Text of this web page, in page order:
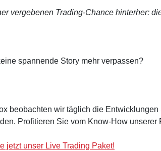
vergebenen Trading-Chance hinterher:
spannende Story mehr verpassen?
beobachten wir täglich die
Profitieren Sie vom Know-How unserer
jetzt unser Live Trading Paket!